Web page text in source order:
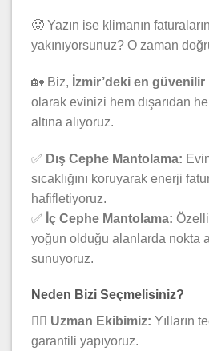
🥵 Yazın ise klimanın
yakınıyorsunuz? O zaman
🏡 Biz, İzmir’deki en
olarak evinizi hem dışarıdan
altına alıyoruz.
✅ Dış Cephe Mantolama:
sıcaklığını koruyarak enerji
hafifletiyoruz.
✅ İç Cephe Mantolama:
yoğun olduğu alanlarda nokta
sunuyoruz.
Neden Bizi Seçmelisiniz?
👷‍♂️ Uzman Ekibimiz: Yılların
garantili yapıyoruz.